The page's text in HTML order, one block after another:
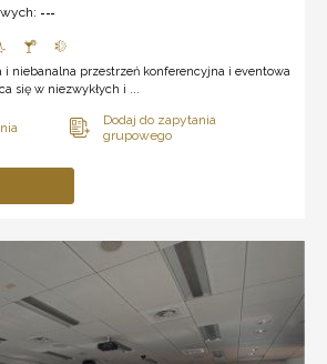
---
i niebanalna przestrzeń konferencyjna i eventowa
się w niezwykłych i ...